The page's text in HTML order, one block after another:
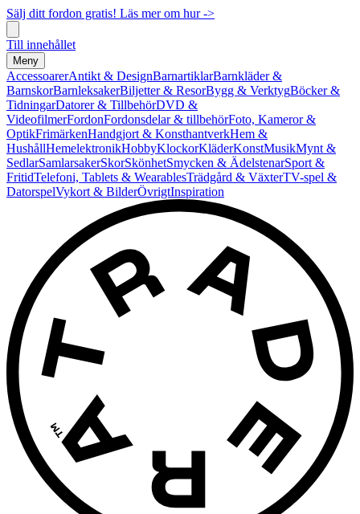
Sälj ditt fordon gratis! Läs mer om hur ->
Till innehållet
Meny
AccessoarerAntikt & DesignBarnartiklarBarnkläder &
BarnskorBarnleksakerBiljetter & ResorBygg & VerktygBöcker &
TidningarDatorer & TillbehörDVD &
VideofilmerFordonFordonsdelar & tillbehörFoto, Kameror &
OptikFrimärkenHandgjort & KonsthantverkHem &
HushållHemelektronikHobbyKlockorKläderKonstMusikMynt &
SedlarSamlarsakerSkorSkönhetSmycken & ÄdelstenarSport &
FritidTelefoni, Tablets & WearablesTrädgård & VäxterTV-spel &
DatorspelVykort & BilderÖvrigtInspiration